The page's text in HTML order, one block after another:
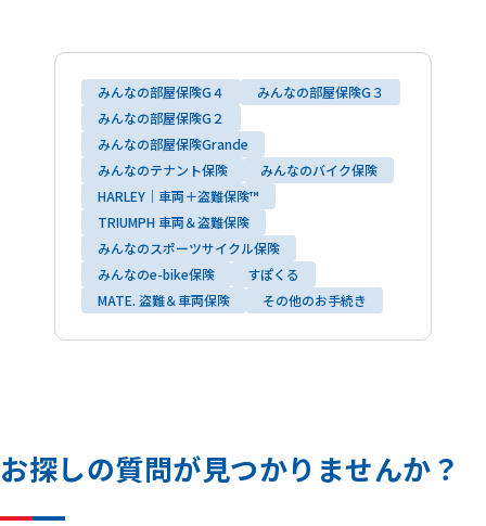
みんなの部屋保険G４
みんなの部屋保険G３
みんなの部屋保険G２
みんなの部屋保険Grande
みんなのテナント保険
みんなのバイク保険
HARLEY｜車両＋盗難保険™
TRIUMPH 車両＆盗難保険
みんなのスポーツサイクル保険
みんなのe-bike保険
すぽくる
MATE. 盗難＆車両保険
その他のお手続き
お探しの質問が見つかり ませんか？